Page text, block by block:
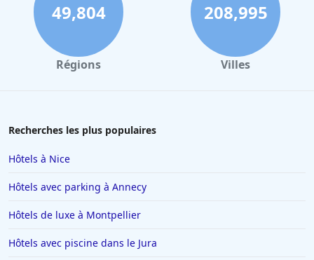
49,804
Régions
208,995
Villes
Recherches les plus populaires
Hôtels à Nice
Hôtels avec parking à Annecy
Hôtels de luxe à Montpellier
Hôtels avec piscine dans le Jura